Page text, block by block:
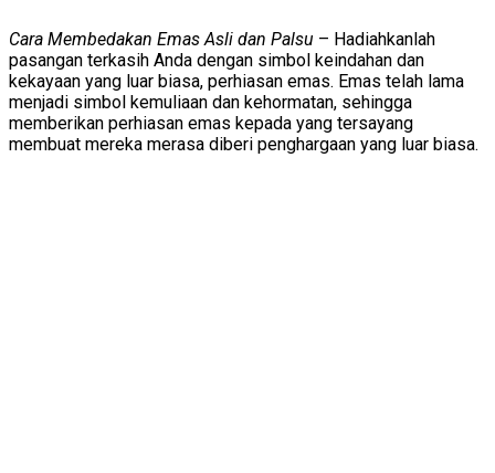
Cara Membedakan Emas Asli dan Palsu – Hadiahkanlah
pasangan terkasih Anda dengan simbol keindahan dan
kekayaan yang luar biasa, perhiasan emas. Emas telah lama
menjadi simbol kemuliaan dan kehormatan, sehingga
memberikan perhiasan emas kepada yang tersayang
membuat mereka merasa diberi penghargaan yang luar biasa.